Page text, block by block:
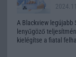
A Blackview legújabb
lenyűgöző
kielégítse a fiatal